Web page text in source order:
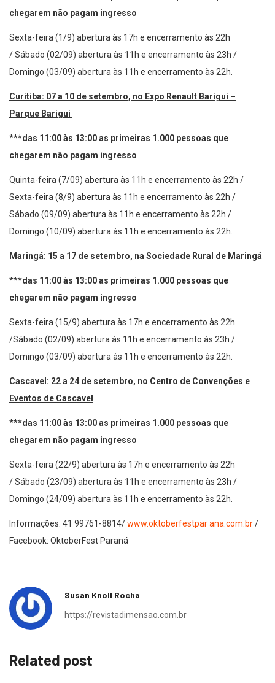
chegarem não pagam ingresso
Sexta-feira (1/9) abertura às 17h e encerramento às 22h
/ Sábado (02/09) abertura às 11h e encerramento às 23h /
Domingo (03/09) abertura às 11h e encerramento às 22h.
Curitiba: 07 a 10 de setembro, no Expo Renault Barigui –
Parque Barigui
***das 11:00 às 13:00 as primeiras 1.000 pessoas que
chegarem não pagam ingresso
Quinta-feira (7/09) abertura às 11h e encerramento às 22h /
Sexta-feira (8/9) abertura às 11h e encerramento às 22h /
Sábado (09/09) abertura às 11h e encerramento às 22h /
Domingo (10/09) abertura às 11h e encerramento às 22h.
Maringá: 15 a 17 de setembro, na Sociedade Rural de Maringá
***das 11:00 às 13:00 as primeiras 1.000 pessoas que
chegarem não pagam ingresso
Sexta-feira (15/9) abertura às 17h e encerramento às 22h
/Sábado (02/09) abertura às 11h e encerramento às 23h /
Domingo (03/09) abertura às 11h e encerramento às 22h.
Cascavel: 22 a 24 de setembro, no Centro de Convenções e
Eventos de Cascavel
***das 11:00 às 13:00 as primeiras 1.000 pessoas que
chegarem não pagam ingresso
Sexta-feira (22/9) abertura às 17h e encerramento às 22h
/ Sábado (23/09) abertura às 11h e encerramento às 23h /
Domingo (24/09) abertura às 11h e encerramento às 22h.
Informações: 41 99761-8814/www.oktoberfestpar ana.com.br/
Facebook: OktoberFest Paraná
Susan Knoll Rocha
https://revistadimensao.com.br
Related post